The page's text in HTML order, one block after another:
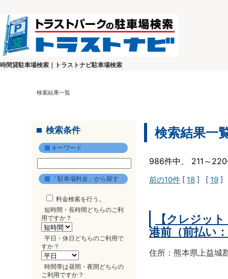
時間貸駐車場検索｜トラストナビ駐車場検索
検索結果一覧
検索条件
キーワード
「駐車場料金」から探す
料金検索を行う。
短時間・長時間どちらのご利
用ですか？
平日・休日どちらのご利用で
すか？
時間帯は昼間・夜間どちらの
ご利用ですか？
検索結果一
986件中、 211～
前の10件 [ 18 ] [ 19 ]
【クレジッ
港前（前払い
住所：熊本県上益城